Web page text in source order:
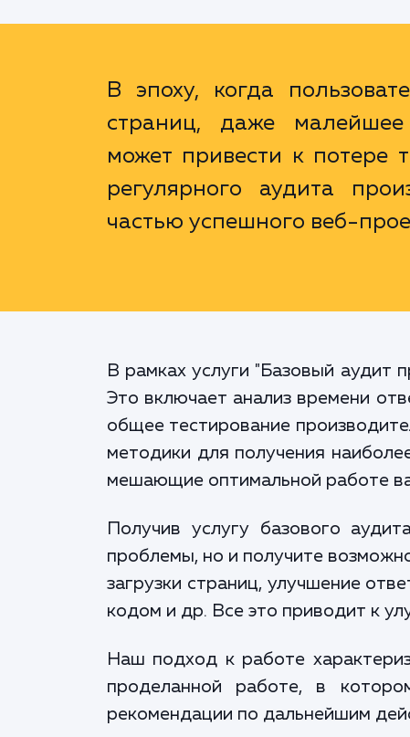
В эпоху, когда
страниц, даже малейшее
может привести к потере
регулярного аудита
частью успешного веб-
В рамках услуги "Базовый аудит
Это включает анализ времени
общее тестирование
методики для получения
мешающие оптимальной работе
Получив услугу базового
проблемы, но и получите
загрузки страниц, улучшение
кодом и др. Все это приводит к
Наш подход к работе
проделанной работе, в
рекомендации по дальнейшим